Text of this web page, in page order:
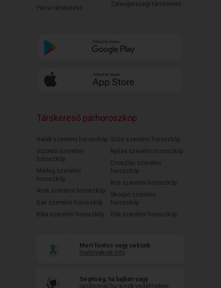
Pécsi társkereső
Zalaegerszegi társkereső
Társkereső párhoroszkóp
Halak szerelmi horoszkóp
Vízöntő szerelmi
horoszkóp
Mérleg szerelmi
horoszkóp
Ikrek szerelmi horoszkóp
Bak szerelmi horoszkóp
Bika szerelmi horoszkóp
Szűz szerelmi horoszkóp
Nyilas szerelmi horoszkóp
Oroszlán szerelmi
horoszkóp
Kos szerelmi horoszkóp
Skorpió szerelmi
horoszkóp
Rák szerelmi horoszkóp
Mert fontos vagy nekünk
mehnyakrak.info
Segítség, ha bajban vagy
randivonal.hu/a-nok-vedelmeben